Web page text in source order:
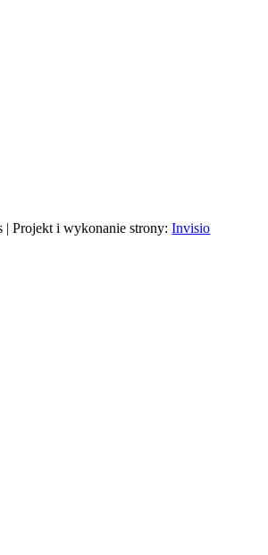
| Projekt i wykonanie strony:Invisio